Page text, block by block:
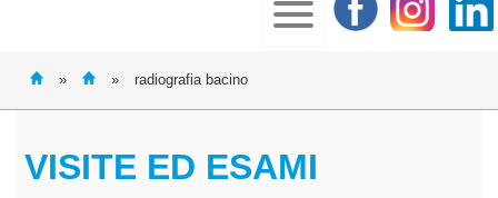
» » radiografia bacino
VISITE ED ESAMI